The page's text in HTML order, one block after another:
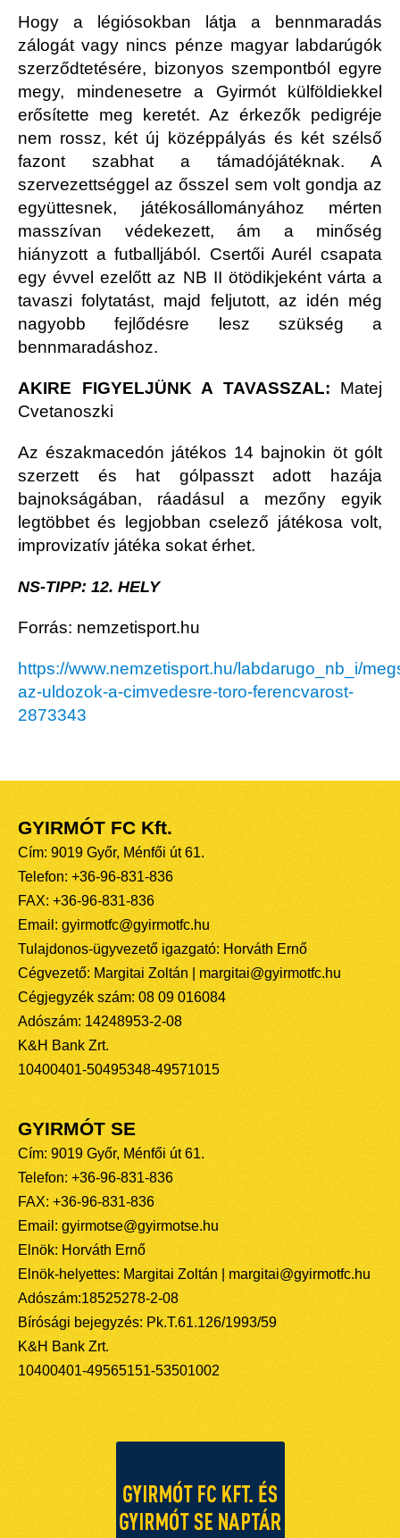
Hogy a légiósokban látja a bennmaradás
zálogát vagy nincs pénze magyar labdarúgók
szerződtetésére, bizonyos szempontból egyre
megy, mindenesetre a Gyirmót külföldiekkel
erősítette meg keretét. Az érkezők pedigréje
nem rossz, két új középpályás és két szélső
fazont szabhat a támadójátéknak. A
szervezettséggel az ősszel sem volt gondja az
együttesnek, játékosállományához mérten
masszívan védekezett, ám a minőség
hiányzott a futballjából. Csertői Aurél csapata
egy évvel ezelőtt az NB II ötödikjeként várta a
tavaszi folytatást, majd feljutott, az idén még
nagyobb fejlődésre lesz szükség a
bennmaradáshoz.
AKIRE FIGYELJÜNK A TAVASSZAL: Matej
Cvetanoszki
Az északmacedón játékos 14 bajnokin öt gólt
szerzett és hat gólpasszt adott hazája
bajnokságában, ráadásul a mezőny egyik
legtöbbet és legjobban cselező játékosa volt,
improvizatív játéka sokat érhet.
NS-TIPP: 12. HELY
Forrás: nemzetisport.hu
https://www.nemzetisport.hu/labdarugo_nb_i/
az-uldozok-a-cimvedesre-toro-ferencvarost-
2873343
GYIRMÓT FC Kft.
Cím: 9019 Győr, Ménfői út 61.
Telefon: +36-96-831-836
FAX: +36-96-831-836
Email: gyirmotfc@gyirmotfc.hu
Tulajdonos-ügyvezető igazgató: Horváth Ernő
Cégvezető: Margitai Zoltán | margitai@gyirmotfc.hu
Cégjegyzék szám: 08 09 016084
Adószám: 14248953-2-08
K&H Bank Zrt.
10400401-50495348-49571015
GYIRMÓT SE
Cím: 9019 Győr, Ménfői út 61.
Telefon: +36-96-831-836
FAX: +36-96-831-836
Email: gyirmotse@gyirmotse.hu
Elnök: Horváth Ernő
Elnök-helyettes: Margitai Zoltán | margitai@gyirmotfc.hu
Adószám:18525278-2-08
Bírósági bejegyzés: Pk.T.61.126/1993/59
K&H Bank Zrt.
10400401-49565151-53501002